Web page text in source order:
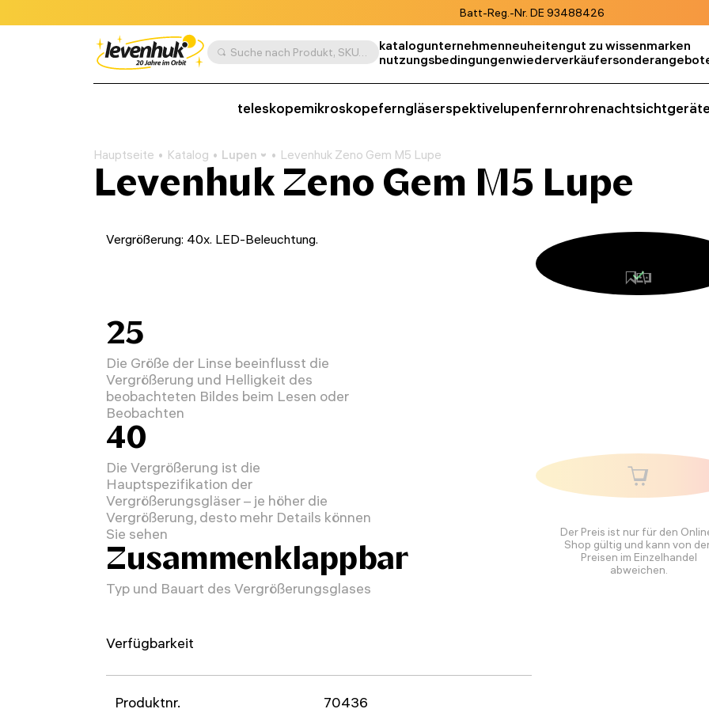
Batt-Reg.-Nr. DE 93488426
Suche nach Produkt, SKU, Kategorie, usw. katalogunternehmenneuheitengut zu wissenmarken
nutzungsbedingungenwiederverkäufer
teleskopemikroskopeferngläserspektivelupenfernrohre
Hauptseite Katalog Lupen Levenhuk Zeno Gem M5 Lupe
Levenhuk Zeno Gem M5 Lupe
Der Preis ist nur für den
Shop gültig und kann von
Preisen im Einzelhandel
abweichen.
Vergrößerung: 40x. LED-Beleuchtung.
25
Die Größe der Linse beeinflusst die
Vergrößerung und Helligkeit des
beobachteten Bildes beim Lesen oder
Beobachten
40
Die Vergrößerung ist die
Hauptspezifikation der
Vergrößerungsgläser – je höher die
Vergrößerung, desto mehr Details können
Sie sehen
Zusammenklappbar
Typ und Bauart des Vergrößerungsglases
Verfügbarkeit
Produktnr. 70436